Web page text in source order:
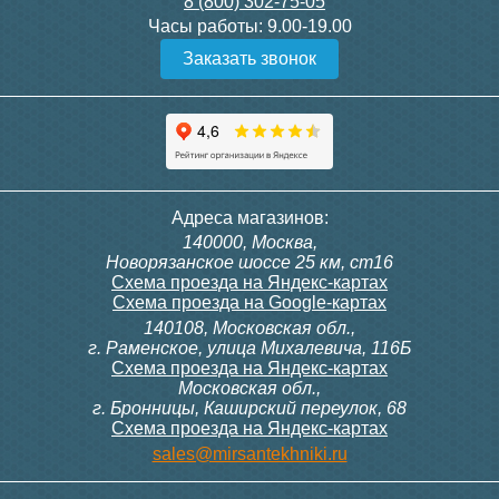
Конвектор ITT.080.200.1300
с решеткой GRILL.SGW-20-
Конвектор ITT.080.200.1000
с решеткой GRILL.SGW-20-
Конвектор ITT.080.200.1000
с решеткой GRILL.SGW-20-
Конвектор ITT.080.200.900 с
решеткой GRILL.SGA-20-
Подробнее Подробнее
100T, 230В (накладной,
расписание, упр.с пульта)
28 000
300, 230В (врезной - квадр.
коробка)
9 700
Часы работы: 9.00-19.00
Заказать звонок
Адреса магазинов:
140000, Москва,
Новорязанское шоссе 25 км, ст16
Схема проезда на Яндекс-картах
Схема проезда на Google-картах
140108, Московская обл.,
г. Раменское, улица Михалевича, 116Б
Схема проезда на Яндекс-картах
Московская обл.,
г. Бронницы, Каширский переулок, 68
Схема проезда на Яндекс-картах
sales@mirsantekhniki.ru